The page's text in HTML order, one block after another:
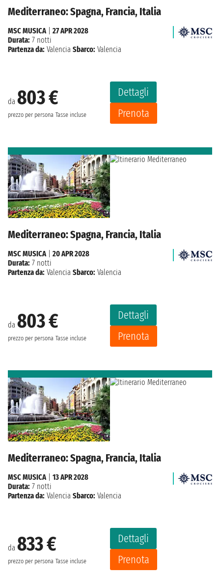
Mediterraneo: Spagna, Francia, Italia
da 803 €
prezzo per persona Tasse incluse
Dettagli
Prenota
MSC MUSICA
27 APR 2028
Durata: 7 notti
Partenza da: Valencia Sbarco: Valencia
Mediterraneo: Spagna, Francia, Italia
da 803 €
prezzo per persona Tasse incluse
Dettagli
Prenota
MSC MUSICA| 20 APR 2028
Durata: 7 notti
Partenza da: Valencia Sbarco: Valencia
Mediterraneo: Spagna, Francia, Italia
da 833 €
prezzo per persona Tasse incluse
Dettagli
Prenota
MSC MUSICA
13 APR 2028
Durata: 7 notti
Partenza da: Valencia Sbarco: Valencia